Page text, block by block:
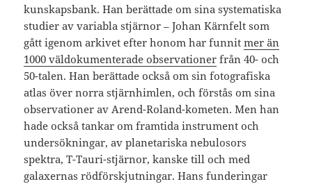
kunskapsbank. Han berättade om sina systematiska
studier av variabla stjärnor – Johan Kärnfelt som
gått igenom arkivet efter honom har funnitmer än
1000 väldokumenterade observationer från 40- och
50-talen. Han berättade också om sin fotografiska
atlas över norra stjärnhimlen, och förstås om sina
observationer av Arend-Roland-kometen. Men han
hade också tankar om framtida instrument och
undersökningar, av planetariska nebulosors
spektra, T-Tauri-stjärnor, kanske till och med
galaxernas rödförskjutningar. Hans funderingar